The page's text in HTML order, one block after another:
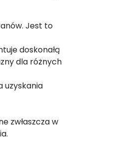
Jest to
doskonałą
dla różnych
uzyskania
zwłaszcza w